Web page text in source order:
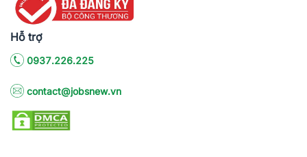
Hỗ trợ
0937.226.225
contact@jobsnew.vn